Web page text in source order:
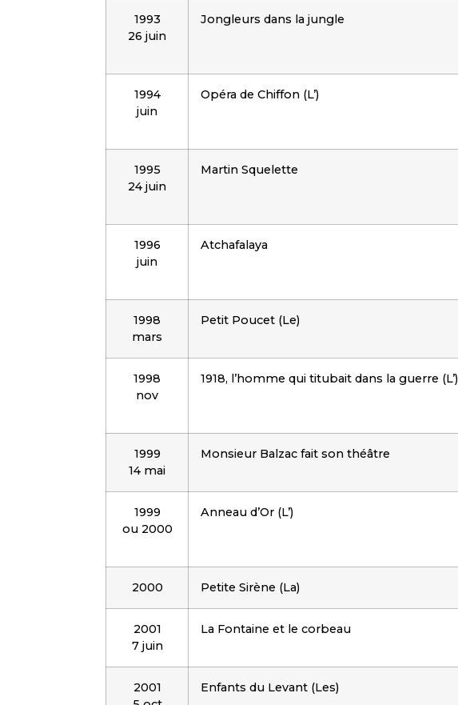
1993
26 juin
Jongleurs dans la jungle
1994
juin
Opéra de Chiffon (L’)
1995
24 juin
Martin Squelette
1996
juin
Atchafalaya
1998
mars
Petit Poucet (Le)
1998
nov
1918, l’homme qui titubait dans la guerre (L’)
1999
14 mai
Monsieur Balzac fait son théâtre
1999
ou 2000
Anneau d’Or (L’)
2000 Petite Sirène (La)
2001
7 juin
La Fontaine et le corbeau
2001
Enfants du Levant (Les)